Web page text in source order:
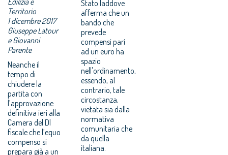
Territorio
1 dicembre 2017
Giuseppe Latour
e Giovanni
Parente
Neanche il
tempo di
chiudere la
partita con
l’approvazione
definitiva ieri alla
Camera del Dl
fiscale che l’equo
compenso si
prepara già a un
Stato laddove
afferma che un
bando che
prevede
compensi pari
ad un euro ha
spazio
nell'ordinamento,
essendo, al
contrario, tale
circostanza,
vietata sia dalla
normativa
comunitaria che
da quella
italiana.